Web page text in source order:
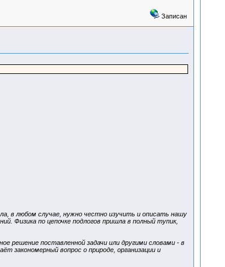
Записан
в любом случае, нужно честно изучить и описать нашу
Физика по цепочке подлогов пришла в полный тупик,
решение поставленной задачи или другими словами - в
закономерный вопрос о природе, организации и